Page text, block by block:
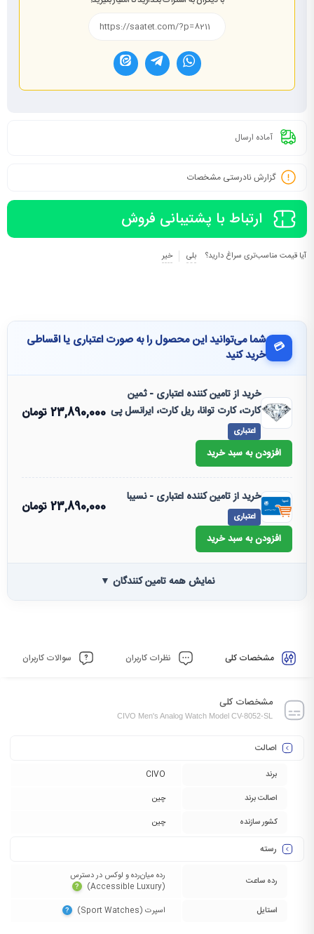
آماده ارسال
گزارش نادرستی مشخصات
ارتباط با پشتیبانی فروش
آیا قیمت مناسب‌تری سراغ دارید؟ بلی خیر
💳 شما می‌توانید این محصول را به صورت اعتباری یا اقساطی
خرید کنید
خرید از تامین کننده اعتباری - ثمین
کارت، کارت توانا، ریل کارت، ایرانسل پی
اعتباری
23,890,000تومان
افزودن به سبد خرید
خرید از تامین کننده اعتباری - نسیبا
اعتباری
23,890,000تومان
افزودن به سبد خرید
نمایش همه تامین کنندگان ▼
مشخصات کلی نظرات کاربران سوالات کاربران
مشخصات کلی
CIVO Men's Analog Watch Model CV-8052-SL
اصالت
برند
CIVO
اصالت برند
چین
کشور سازنده
چین
رسته
رده ساعت
رده میان‌رده و لوکس در دسترس
(Accessible Luxury)‏
?
استایل اسپرت (Sport Watches)‏ ?